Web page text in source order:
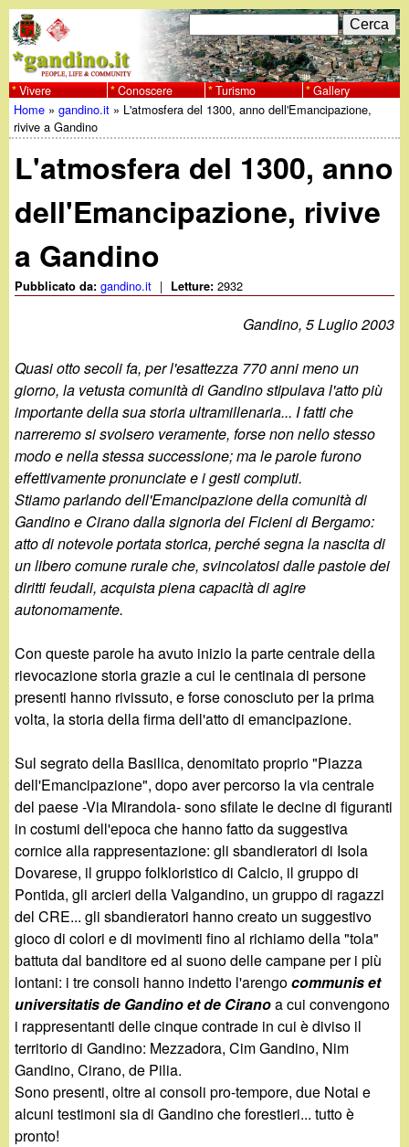
al
contenuto
principale
w
w
w
g
n
d
i
n
o
.
t
F
o
r
m
d
i
i
e
r
c
a
C
e
r
c
a
Vivere Conoscere Turismo Gallery
Tu
sei
qui
Home »gandino.it » L'atmosfera del 1300, anno dell'Emancipazione,
rivive a Gandino
L'atmosfera del 1300, anno
dell'Emancipazione, rivive
a Gandino
Pubblicato da:gandino.it | Letture:2932
Gandino, 5 Luglio 2003
Quasi otto secoli fa, per l'esattezza 770 anni meno un
giorno, la vetusta comunità di Gandino stipulava l'atto più
importante della sua storia ultramillenaria... I fatti che
narreremo si svolsero veramente, forse non nello stesso
modo e nella stessa successione; ma le parole furono
effettivamente pronunciate e i gesti compiuti.
Stiamo parlando dell'Emancipazione della comunità di
Gandino e Cirano dalla signoria dei Ficieni di Bergamo:
atto di notevole portata storica, perché segna la nascita di
un libero comune rurale che, svincolatosi dalle pastoie dei
diritti feudali, acquista piena capacità di agire
autonomamente.
Con queste parole ha avuto inizio la parte centrale della
rievocazione storia grazie a cui le centinaia di persone
presenti hanno rivissuto, e forse conosciuto per la prima
volta, la storia della firma dell'atto di emancipazione.
Sul segrato della Basilica, denomitato proprio "Piazza
dell'Emancipazione", dopo aver percorso la via centrale
del paese -Via Mirandola- sono sfilate le decine di figuranti
in costumi dell'epoca che hanno fatto da suggestiva
cornice alla rappresentazione: gli sbandieratori di Isola
Dovarese, il gruppo folkloristico di Calcio, il gruppo di
Pontida, gli arcieri della Valgandino, un gruppo di ragazzi
del CRE... gli sbandieratori hanno creato un suggestivo
gioco di colori e di movimenti fino al richiamo della "tola"
battuta dal banditore ed al suono delle campane per i più
lontani: i tre consoli hanno indetto l'arengocommunis et
universitatis de Gandino et de Ciranoa cui convengono
i rappresentanti delle cinque contrade in cui è diviso il
territorio di Gandino: Mezzadora, Cim Gandino, Nim
Gandino, Cirano, de Pilia.
Sono presenti, oltre ai consoli pro-tempore, due Notai e
alcuni testimoni sia di Gandino che forestieri... tutto è
pronto!